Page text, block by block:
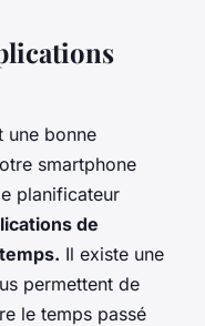
une bonne
smartphone
planificateur
de
Il existe une
permettent de
le temps passé